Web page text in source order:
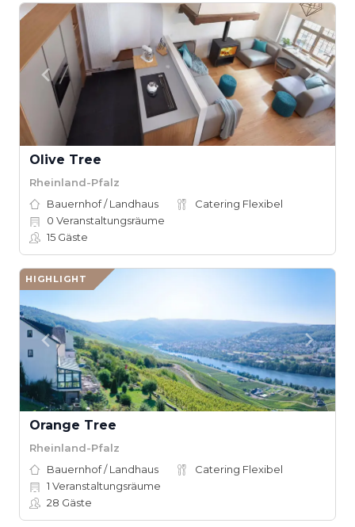
Olive Tree
Rheinland-Pfalz
Bauernhof / Landhaus
Catering Flexibel
0 Veranstaltungsräume
15 Gäste
HIGHLIGHT
Orange Tree
Rheinland-Pfalz
Bauernhof / Landhaus
Catering Flexibel
1 Veranstaltungsräume
28 Gäste